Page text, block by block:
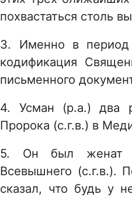
похвастаться столь
3. Именно в период
кодификация
письменного
4. Усман (р.а.) два
Пророка (с.г.в.) в
5. Он был женат
Всевышнего (с.г.в.).
сказал, что будь у